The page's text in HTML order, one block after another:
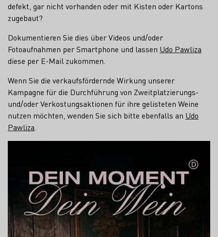
defekt, gar nicht vorhanden oder mit Kisten oder Kartons
zugebaut?
Dokumentieren Sie dies über Videos und/oder
Fotoaufnahmen per Smartphone und lassen Udo Pawliza
diese per E-Mail zukommen.
Wenn Sie die verkaufsfördernde Wirkung unserer
Kampagne für die Durchführung von Zweitplatzierungs-
und/oder Verkostungsaktionen für ihre gelisteten Weine
nutzen möchten, wenden Sie sich bitte ebenfalls an Udo
Pawliza